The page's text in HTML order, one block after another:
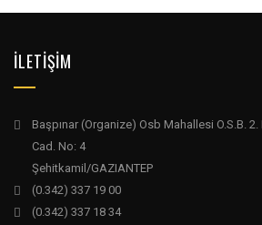
İLETİŞİM
Başpınar (Organize) Osb Mahallesi O.S.B.
Cad. No: 4
Şehitkamil/GAZIANTEP
(0.342) 337 19 00
(0.342) 337 18 34